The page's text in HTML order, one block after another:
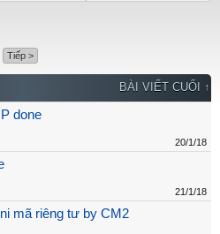
Tiếp >
BÀI VIẾT CUỐI ↑
done
20/1/18
21/1/18
mã riêng tư by CM2